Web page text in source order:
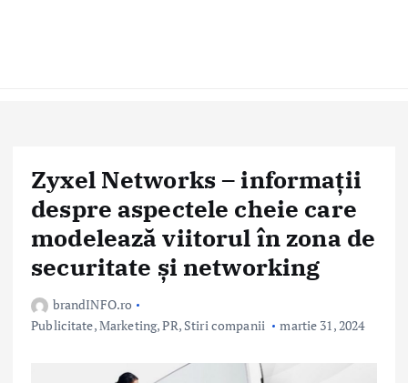
Zyxel Networks – informații
despre aspectele cheie care
modelează viitorul în zona de
securitate și networking
brandINFO.ro
Publicitate, Marketing, PR, Stiri companii martie 31, 2024